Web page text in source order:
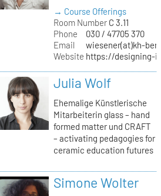
→ Course Offerings
Room NumberC 3.11
Phone
030 / 47705 370
Email
wiesener(at)kh-
Website https://designing-
Julia Wolf
Ehemalige Künstlerische
Mitarbeiterin glass – hand
formed matter und CRAFT
– activating pedagogies for
ceramic education futures
Simone Wolter